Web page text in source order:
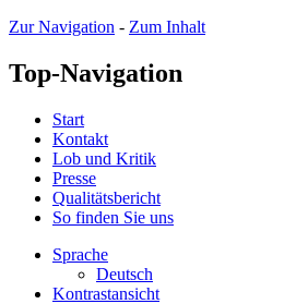
Zur Navigation - Zum Inhalt
Top-Navigation
Start
Kontakt
Lob und Kritik
Presse
Qualitätsbericht
So finden Sie uns
Sprache
Deutsch
Kontrastansicht